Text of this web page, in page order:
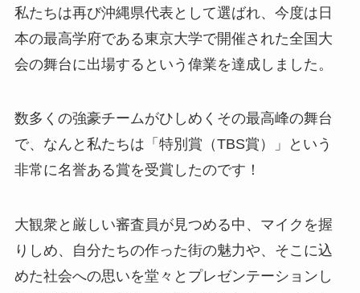
私たちは再び沖縄県代表として選ばれ、今度は日
本の最高学府である東京大学で開催された全国大
会の舞台に出場するという偉業を達成しました。
数多くの強豪チームがひしめくその最高峰の舞台
で、なんと私たちは「特別賞（TBS賞）」という
非常に名誉ある賞を受賞したのです！
大観衆と厳しい審査員が見つめる中、マイクを握
りしめ、自分たちの作った街の魅力や、そこに込
めた社会への思いを堂々とプレゼンテーションし